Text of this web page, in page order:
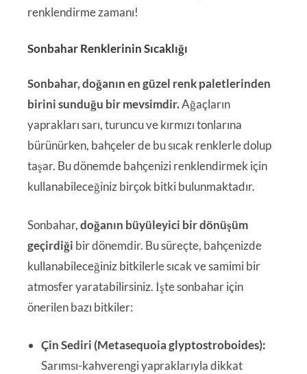
renklendirme zamanı!
Sonbahar Renklerinin Sıcaklığı
Sonbahar, doğanın en güzel renk paletlerinden
birini sunduğu bir mevsimdir.Ağaçların
yaprakları sarı, turuncu ve kırmızı tonlarına
bürünürken, bahçeler de bu sıcak renklerle dolup
taşar. Bu dönemde bahçenizi renklendirmek için
kullanabileceğiniz birçok bitki bulunmaktadır.
Sonbahar,doğanın büyüleyici bir dönüşüm
geçirdiği bir dönemdir. Bu süreçte, bahçenizde
kullanabileceğiniz bitkilerle sıcak ve samimi bir
atmosfer yaratabilirsiniz. İşte sonbahar için
önerilen bazı bitkiler:
Çin Sediri (Metasequoia glyptostroboides):
Sarımsı-kahverengi yapraklarıyla dikkat